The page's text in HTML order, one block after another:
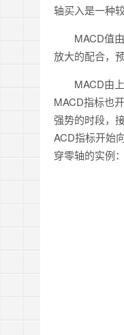
轴买入是一种
MACD值由
放大的配合，
MACD由上
MACD指标也
强势的时段，
ACD指标开始
穿零轴的实例：